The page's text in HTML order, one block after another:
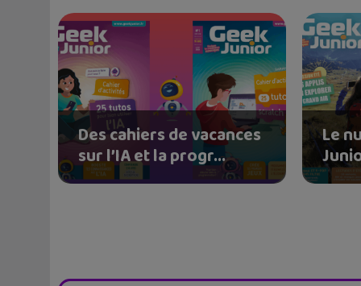
Des cahiers de vacances
sur l’IA et la progr...
Le